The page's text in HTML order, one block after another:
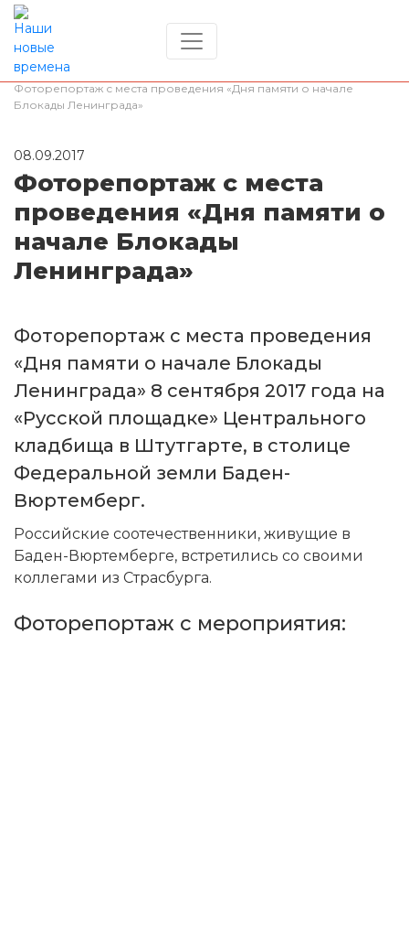
Главная /
Фоторепортаж с места проведения «Дня памяти о начале
Блокады Ленинграда»
08.09.2017
Фоторепортаж с места
проведения «Дня памяти о
начале Блокады
Ленинграда»
Фоторепортаж с места проведения
«Дня памяти о начале Блокады
Ленинграда» 8 сентября 2017 года на
«Русской площадке» Центрального
кладбища в Штутгарте, в столице
Федеральной земли Баден-
Вюртемберг.
Российские соотечественники, живущие в
Баден-Вюртемберге, встретились со своими
коллегами из Страсбурга.
Фоторепортаж с мероприятия: